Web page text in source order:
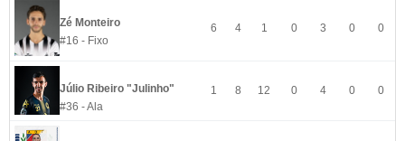
Zé Monteiro
#16 - Fixo
6 4 1 0 3 0 0
Júlio Ribeiro "Julinho"
#36 - Ala
1 8 12 0 4 0 0